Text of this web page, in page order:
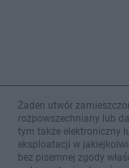
Żaden utwór
rozpowszechniany lub
tym także elektroniczny
eksploatacji w
bez pisemnej zgody